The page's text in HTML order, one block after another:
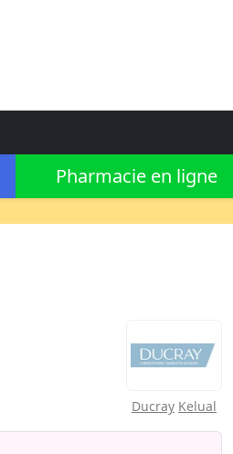
Pharmacie en ligne
Ducray Kelual